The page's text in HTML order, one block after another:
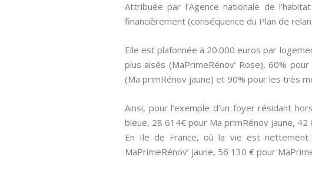
Attribuée par l’Agence nationale de
financièrement (conséquence du Plan de
Elle est plafonnée à 20.000 euros par
plus aisés (MaPrimeRénov’ Rose), 60%
(Ma primRénov jaune) et 90% pour les très
Ainsi, pour l’exemple d’un foyer résidant
bleue, 28 614€ pour Ma primRénov jaune, 42
En Ile de France, où la vie est
MaPrimeRénov’ jaune, 56 130 € pour